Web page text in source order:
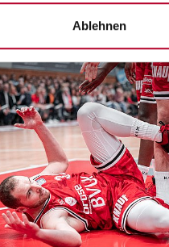
Ablehnen